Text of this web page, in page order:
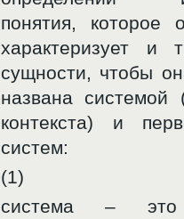
понятия, которое
характеризует и
сущности, чтобы
названа системой
контекста) и
систем:
(1)
система – это